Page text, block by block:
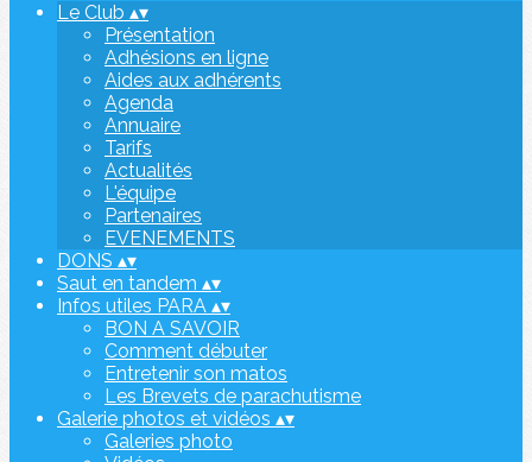
Le Club ▴▾
Présentation
Adhésions en ligne
Aides aux adhérents
Agenda
Annuaire
Tarifs
Actualités
L'équipe
Partenaires
EVENEMENTS
DONS ▴▾
Saut en tandem ▴▾
Infos utiles PARA ▴▾
BON A SAVOIR
Comment débuter
Entretenir son matos
Les Brevets de parachutisme
Galerie photos et vidéos ▴▾
Galeries photo